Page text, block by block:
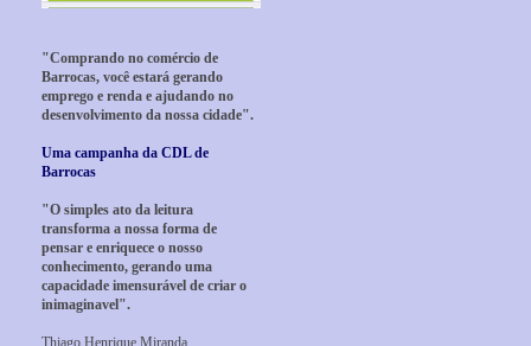
"Comprando no comércio de
Barrocas, você estará gerando
emprego e renda e ajudando no
desenvolvimento da nossa cidade".
Uma campanha da CDL de
Barrocas
"O simples ato da leitura
transforma a nossa forma de
pensar e enriquece o nosso
conhecimento, gerando uma
capacidade imensurável de criar o
inimaginavel".
Thiago Henrique Miranda